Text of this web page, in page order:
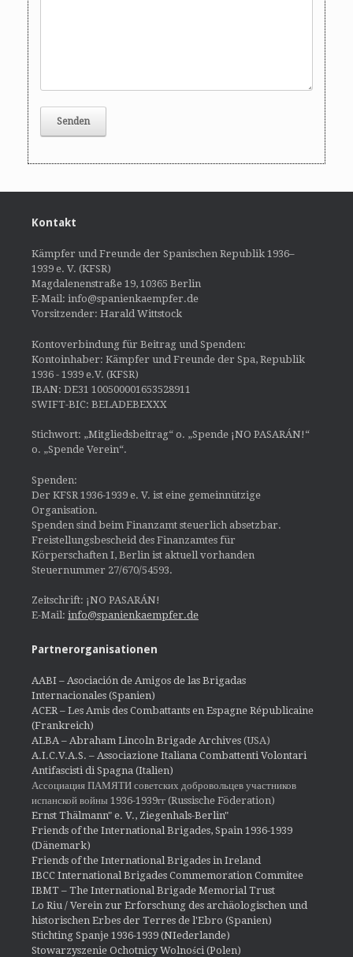
Kontakt
Kämpfer und Freunde der Spanischen Republik 1936–
1939 e. V. (KFSR)
Magdalenenstraße 19, 10365 Berlin
E-Mail: info@spanienkaempfer.de
Vorsitzender: Harald Wittstock
Kontoverbindung für Beitrag und Spenden:
Kontoinhaber: Kämpfer und Freunde der Spa, Republik
1936 - 1939 e.V. (KFSR)
IBAN: DE31 100500001653528911
SWIFT-BIC: BELADEBEXXX
Stichwort: „Mitgliedsbeitrag“ o. „Spende ¡NO PASARÁN!“
o. „Spende Verein“.
Spenden:
Der KFSR 1936-1939 e. V. ist eine gemeinnützige
Organisation.
Spenden sind beim Finanzamt steuerlich absetzbar.
Freistellungsbescheid des Finanzamtes für
Körperschaften I, Berlin ist aktuell vorhanden
Steuernummer 27/670/54593.
Zeitschrift: ¡NO PASARÁN!
E-Mail: info@spanienkaempfer.de
Partnerorganisationen
AABI – Asociación de Amigos de las Brigadas
Internacionales (Spanien)
ACER – Les Amis des Combattants en Espagne Républicaine
(Frankreich)
ALBA – Abraham Lincoln Brigade Archives (USA)
A.I.C.V.A.S. – Associazione Italiana Combattenti Volontari
Antifascisti di Spagna (Italien)
Ассоциация ПАМЯТИ советских добровольцев участников
испанской войны 1936-1939гг (Russische Föderation)
Ernst Thälmann" e. V., Ziegenhals-Berlin"
Friends of the International Brigades, Spain 1936-1939
(Dänemark)
Friends of the International Brigades in Ireland
IBCC International Brigades Commemoration Commitee
IBMT – The International Brigade Memorial Trust
Lo Riu / Verein zur Erforschung des archäologischen und
historischen Erbes der Terres de l'Ebro (Spanien)
Stichting Spanje 1936-1939 (NIederlande)
Stowarzyszenie Ochotnicy Wolności (Polen)